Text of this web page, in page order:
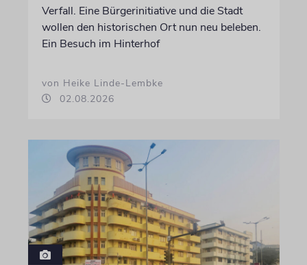
Verfall. Eine Bürgerinitiative und die Stadt
wollen den historischen Ort nun neu beleben.
Ein Besuch im Hinterhof
von Heike Linde-Lembke
02.08.2026